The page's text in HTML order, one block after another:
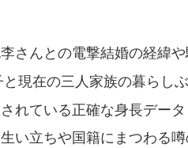
さんとの電撃結婚の経緯
現在の三人家族の暮らし
れている正確な身長デー
い立ちや国籍にまつわる噂